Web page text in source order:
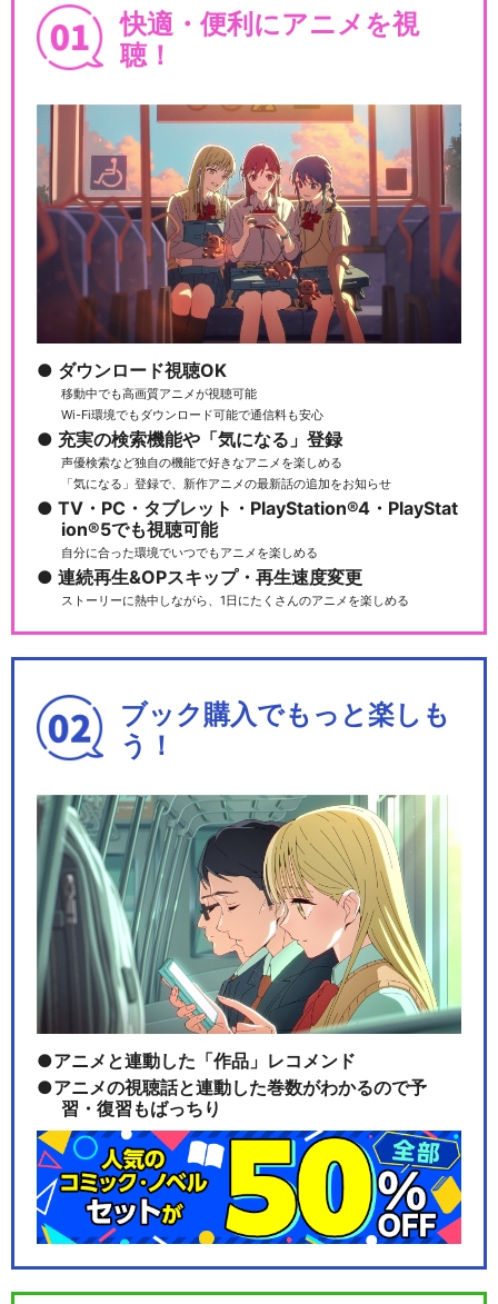
映画「プリパラ み～んなのあ
映画「プリパラ み～んなのあ
こがれ♪レッツゴー…
映画「プリパラ み～んなのあ
こがれ♪レッツゴー…
劇場版プリパラみ～んなでか
がやけ！キラリン☆ス…
劇場版プリパラみ～んなでか
がやけ！キラリン☆ス…
劇場版プリパラみ～んなでか
がやけ！キラリン☆ス…
キラッとプリ☆チャン
Pripara Friendship 2020…
リ☆チャン ～きら…
リ☆チャン ～きら…
快適・便利にアニメを視
聴！
ダウンロード視聴OK
移動中でも高画質アニメが視聴可能
Wi-Fi環境でもダウンロード可能で通信料も安心
充実の検索機能や「気になる」登録
声優検索など独自の機能で好きなアニメを楽しめる
「気になる」登録で、新作アニメの最新話の追加をお知らせ
TV・PC・タブレット・PlayStation®4・PlayStat
ion®5でも視聴可能
自分に合った環境でいつでもアニメを楽しめる
連続再生&OPスキップ・再生速度変更
ストーリーに熱中しながら、1日にたくさんのアニメを楽しめる
ブック購入でもっと楽しも
う！
アニメと連動した「作品」レコメンド
アニメの視聴話と連動した巻数がわかるので予
習・復習もばっちり